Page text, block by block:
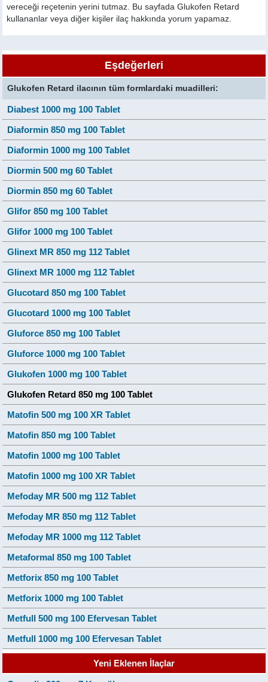
vereceği reçetenin yerini tutmaz. Bu sayfada Glukofen Retard
kullananlar veya diğer kişiler ilaç hakkında yorum yapamaz.
Eşdeğerleri
Glukofen Retard ilacının tüm formlardaki muadilleri:
Diabest 1000 mg 100 Tablet
Diaformin 850 mg 100 Tablet
Diaformin 1000 mg 100 Tablet
Diormin 500 mg 60 Tablet
Diormin 850 mg 60 Tablet
Glifor 850 mg 100 Tablet
Glifor 1000 mg 100 Tablet
Glinext MR 850 mg 112 Tablet
Glinext MR 1000 mg 112 Tablet
Glucotard 850 mg 100 Tablet
Glucotard 1000 mg 100 Tablet
Gluforce 850 mg 100 Tablet
Gluforce 1000 mg 100 Tablet
Glukofen 1000 mg 100 Tablet
Glukofen Retard 850 mg 100 Tablet
Matofin 500 mg 100 XR Tablet
Matofin 850 mg 100 Tablet
Matofin 1000 mg 100 Tablet
Matofin 1000 mg 100 XR Tablet
Mefoday MR 500 mg 112 Tablet
Mefoday MR 850 mg 112 Tablet
Mefoday MR 1000 mg 112 Tablet
Metaformal 850 mg 100 Tablet
Metforix 850 mg 100 Tablet
Metforix 1000 mg 100 Tablet
Metfull 500 mg 100 Efervesan Tablet
Metfull 1000 mg 100 Efervesan Tablet
Yeni Eklenen İlaçlar